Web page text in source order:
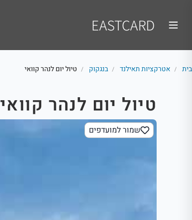
EASTCARD
בית / אטרקציות תאילנד / בנגקוק / טיול יום לנהר קוואי
טיול יום לנהר קוואי
שמור למועדפים